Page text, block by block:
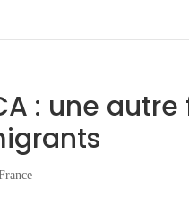
: une